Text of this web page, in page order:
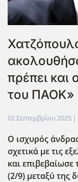
πρέπει και
του ΠΑΟΚ»
02 Σεπτεμβρίου 2025 |
Ο ισχυρός
σχετικά με τις
και επιβεβαίωσε
(2/9) μεταξύ της